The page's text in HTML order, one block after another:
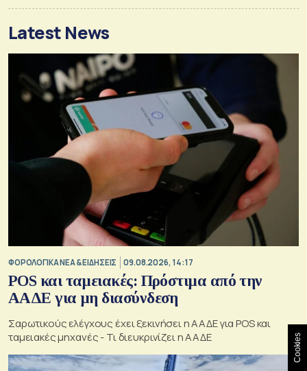
Latest News
ΦΟΡΟΛΟΓΙΚΑ ΝΕΑ & EΙΔΗΣΕΙΣ 09.08.2026, 14:17
POS και ταμειακές: Πρόστιμα από την
ΑΑΔΕ για μη διασύνδεση
Σαρωτικούς ελέγχους έχει ξεκινήσει η ΑΑΔΕ για POS και
ταμειακές μηχανές - Τι διευκρινίζει η ΑΑΔΕ
Cookies